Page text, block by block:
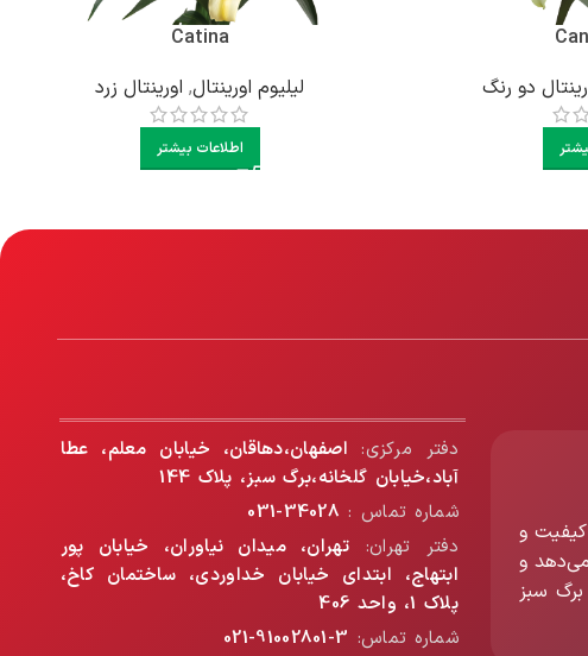
دو رنگ
Catina
لیلیوم اورینتال, اورینتال زرد
اطلاعات بیشتر
و
می‌دهد و
برگ سبز
دفتر مرکزی: اصفهان،دهاقان، خیابان معلم، عطا
آباد،خیابان گلخانه،برگ سبز، پلاک 144
شماره تماس : 34028-031
دفتر تهران: تهران، میدان نیاوران، خیابان پور
ابتهاج، ابتدای خیابان خداوردی، ساختمان کاخ،
پلاک 1، واحد 406
شماره تماس: 3-91002801-021